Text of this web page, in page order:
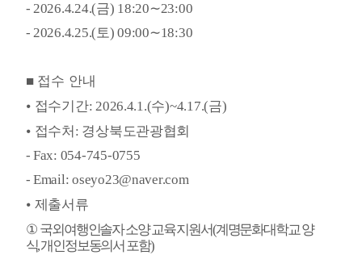
- 2026.4.24.(금) 18:20∼23:00
- 2026.4.25.(토) 09:00∼18:30
■ 접수 안내
⦁ 접수기간: 2026.4.1.(수)~4.17.(금)
⦁ 접수처 : 경상북도관광협회
- Fax: 054-745-0755
- Email: oseyo23@naver.com
⦁ 제출서류
① 국외여행인솔자 소양 교육 지원서(계명문화대학교 양
식,개인정보동의서 포함)